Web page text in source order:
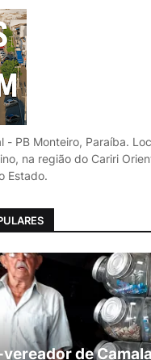
- PB Monteiro, Paraíba.
na região do Cariri
Estado.
de